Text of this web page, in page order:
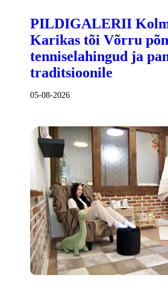
PILDIGALERII
Karikas tõi Võrru
tenniselahingud ja
traditsioonile
05-08-2026